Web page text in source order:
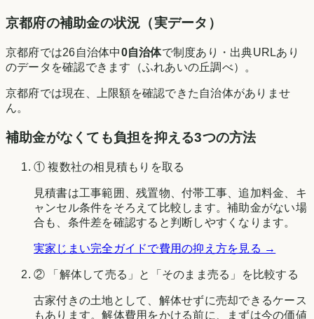
京都府の補助金の状況（実データ）
京都府では26自治体中0自治体で制度あり・出典URLあり
のデータを確認できます（ふれあいの丘調べ）。
京都府では現在、上限額を確認できた自治体がありませ
ん。
補助金がなくても負担を抑える3つの方法
① 複数社の相見積もりを取る
見積書は工事範囲、残置物、付帯工事、追加料金、キ
ャンセル条件をそろえて比較します。補助金がない場
合も、条件差を確認すると判断しやすくなります。
実家じまい完全ガイドで費用の抑え方を見る →
② 「解体して売る」と「そのまま売る」を比較する
古家付きの土地として、解体せずに売却できるケース
もあります。解体費用をかける前に、まずは今の価値